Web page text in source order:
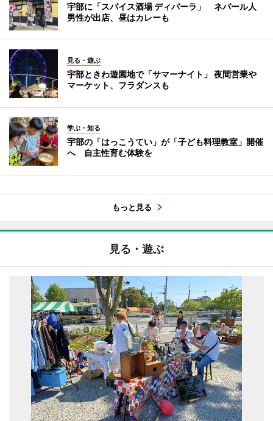
宇部に「スパイス酒場 ディパーラ」 ネパール人
男性が出店、昼はカレーも
見る・遊ぶ
宇部ときわ遊園地で「サマーナイト」 夜間営業や
マーケット、フラダンスも
学ぶ・知る
宇部の「はっこうてい」が「子ども料理教室」開催
へ 自主性育む体験を
もっと見る
見る・遊ぶ